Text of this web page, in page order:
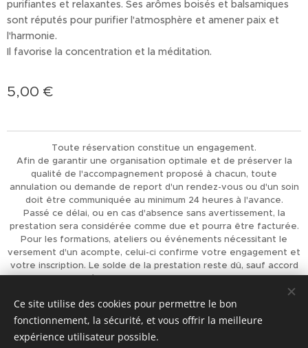
purifiantes et relaxantes. Ses arômes boisés et balsamiques
sont réputés pour purifier l'atmosphère et amener paix et
l'harmonie.
Il favorise la concentration et la méditation.
5,00 €
Toute réservation constitue un engagement.
Afin de garantir une organisation optimale et de préserver la
qualité de l'accompagnement proposé à chacun, toute
annulation ou demande de report d'un rendez-vous ou d'un soin
doit être communiquée au minimum 24 heures à l'avance.
Passé ce délai, ou en cas d'absence sans avertissement, la
prestation sera considérée comme due et pourra être facturée.
Pour les formations, ateliers ou événements nécessitant le
versement d'un acompte, celui-ci confirme votre engagement et
votre inscription. Le solde de la prestation reste dû, sauf accord
préalable de L'Univers d'Achaiah.
permettent d'offrir à chacun un accompagnement de qualité.
Optimisé parWebnode Cookies
Ce site utilise des cookies pour permettre le bon
fonctionnement, la sécurité, et vous offrir la meilleure
expérience utilisateur possible.